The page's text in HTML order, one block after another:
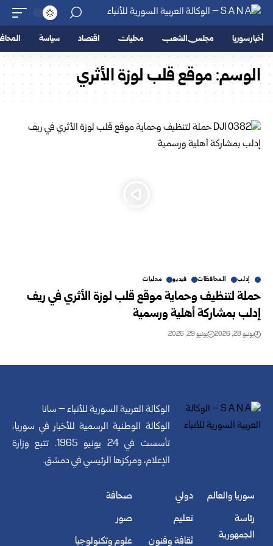
أخبار سوريا مجلس الشعب محليات اقتصاد سياسة
الوسم:موقع قلب لوزة الأثري
إدلب المحافظات فيديو محليات
حملة لتنظيف وحماية موقع قلب لوزة الأثري في ريف
إدلب بمشاركة أهلية ورسمية
يونيو 28, 2026 يونيو 29, 2026
الوكالة العربية السورية للأنباء – سانا
الوكالة الوطنية الرسمية للأخبار في سوريا،
تأسست في 24 يونيو 1965. تتبع وزارة
الإعلام، ومركزها الرئيسي في دمشق.
سوريا والعالم
رئاسة
الجمهورية
دولي
تعليم
ثقافة وفنون
صحافة
صور
علوم وتكنولوجيا